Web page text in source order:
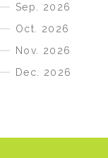
Sep. 2026
Oct. 2026
Nov. 2026
Dec. 2026